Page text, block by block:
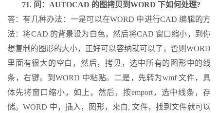
71. 问：AUTOCAD 的图拷贝到WORD 下如何处理?
答：有几种办法：一是可以在WORD 中进行CAD 编辑的方
法：将CAD 的背景设为白色，然后将CAD 窗口缩小，到你
想复制的图形的大小，正好可以容纳就可以了，否则WORD
里面有很大的空白，然后，拷贝，选中所有的图形中的线
条，右键。到WORD 中粘贴。二是，先转为wmf 文件，具
体先将窗口缩小，如上，然后，按emport，选中线条，存
储。WORD 中，插入，图形，来自, 文件，找到文件就可以